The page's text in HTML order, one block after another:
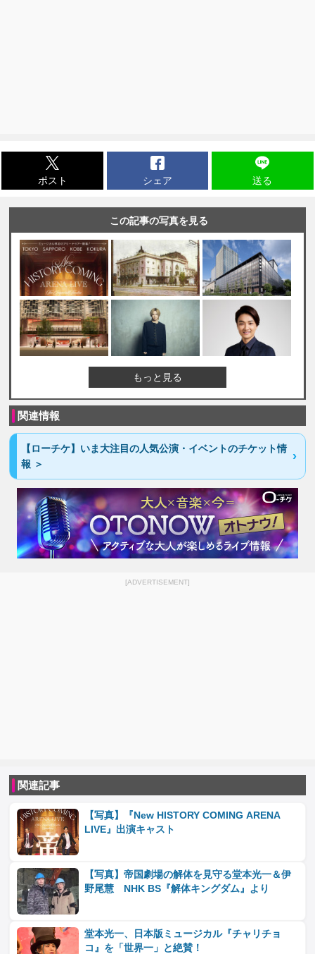
ポスト シェア 送る
この記事の写真を見る
もっと見る
関連情報
【ローチケ】いま大注目の人気公演・イベントのチケット情
報 ＞
[ADVERTISEMENT]
関連記事
【写真】『New HISTORY COMING ARENA
LIVE』出演キャスト
【写真】帝国劇場の解体を見守る堂本光一＆伊
野尾慧 NHK BS『解体キングダム』より
堂本光一、日本版ミュージカル『チャリチョ
コ』を「世界一」と絶賛！